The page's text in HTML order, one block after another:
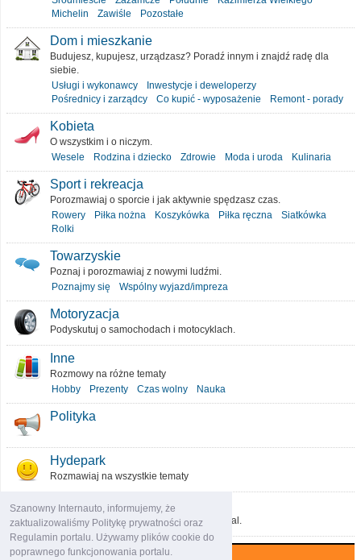
Szanowny Internauto, informujemy, że
zaktualizowaliśmy Politykę prywatności oraz
Regulamin portalu. Używamy plików cookie do
poprawnego funkcjonowania portalu.
Michelin
Zawiśle Pozostałe
Dom i mieszkanie
Budujesz, kupujesz, urządzasz? Poradź innym i znajdź radę dla
siebie.
Usługi i wykonawcy
Inwestycje i deweloperzy
Pośrednicy i zarządcy
Co kupić - wyposażenie Remont - porady
Kobieta
O wszystkim i o niczym.
Wesele
Rodzina i dziecko Zdrowie Moda i uroda Kulinaria
Sport i rekreacja
Porozmawiaj o sporcie i jak aktywnie spędzasz czas.
Rowery
Piłka nożna Koszykówka Piłka ręczna
Siatkówka
Rolki
Towarzyskie
Poznaj i porozmawiaj z nowymi ludźmi.
Poznajmy się
Wspólny wyjazd/impreza
Motoryzacja
Podyskutuj o samochodach i motocyklach.
Inne
Rozmowy na różne tematy
Hobby
Prezenty Czas wolny Nauka
Polityka
Hydepark
Rozmawiaj na wszystkie tematy
O portalu
Podziel się pomysłami, które ulepszą portal.
Najczęściej komentowane (7 dni)